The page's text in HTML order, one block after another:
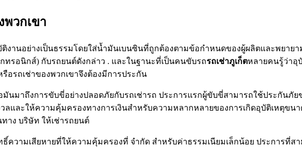
วกเขา
านอย่างเป็นธรรมโดยใส่น้ำมันเบนซินที่ถูกต้องตามข้อกำหนดของผู้ผลิตและพยายา
ทรอนิกส์) กับรถยนต์ดังกล่าว . และในฐานะที่เป็นคนขับรถรถเช่าภูเก็ตหลายคนรู้ว่าอุ
รถเช่าของพวกเขาจึงต้องมีการประกัน
นมาถึงการขับขี่อย่างปลอดภัยกับรถเช่ารถ ประการแรกผู้ขับขี่สามารถใช้ประกันภัย
ลและให้ความคุ้มครองทางการเงินสำหรับความหลากหลายของการเกิดอุบัติเหตุข
าง บริษัท ให้เช่ารถยนต์
ความเสียหายที่ให้ความคุ้มครองที่ จำกัด สำหรับค่าธรรมเนียมเล็กน้อย ประการที่ส